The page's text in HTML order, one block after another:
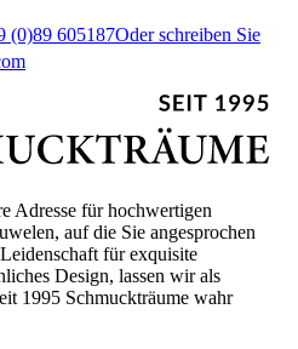
(0)89 605187Oder schreiben Sie
Adresse für hochwertigen
auf die Sie angesprochen
für exquisite
Design, lassen wir als
1995 Schmuckträume wahr